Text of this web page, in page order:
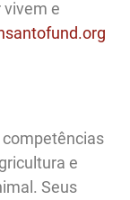
vivem e
e
Seus